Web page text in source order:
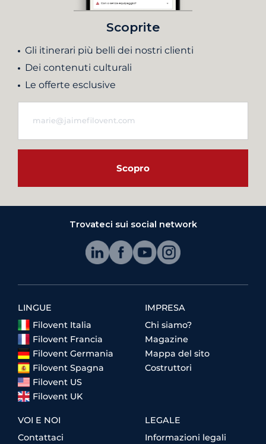
Scoprite
Gli itinerari più belli dei nostri clienti
Dei contenuti culturali
Le offerte esclusive
Scopro
Trovateci sui social network
LINGUE
Filovent Italia
Filovent Francia
Filovent Germania
Filovent Spagna
Filovent US
Filovent UK
IMPRESA
Chi siamo?
Magazine
Mappa del sito
Costruttori
VOI E NOI
Contattaci
LEGALE
Informazioni legali